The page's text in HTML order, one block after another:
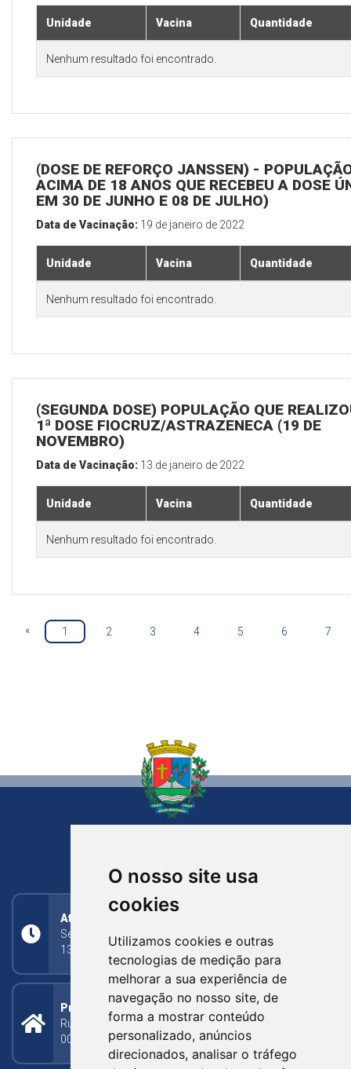
O nosso site usa
cookies
Utilizamos cookies e outras
tecnologias de medição para
melhorar a sua experiência de
navegação no nosso site, de
forma a mostrar conteúdo
personalizado, anúncios
direcionados, analisar o tráfego
Unidade Vacina Quantidade
Nenhum resultado foi encontrado.
(DOSE DE REFORÇO JANSSEN) -
ACIMA DE 18 ANOS QUE RECEBEU A DOSE
EM 30 DE JUNHO E 08 DE JULHO)
Data de Vacinação: 19 de janeiro de 2022
Unidade Vacina Quantidade
Nenhum resultado foi encontrado.
(SEGUNDA DOSE) POPULAÇÃO QUE
1ª DOSE FIOCRUZ/ASTRAZENECA (19 DE
NOVEMBRO)
Data de Vacinação: 13 de janeiro de 2022
Unidade Vacina Quantidade
Nenhum resultado foi encontrado.
« 1 2 3 4 5 6 7
Atendimento
Segunda a Sexta: 8h às 11h30min (manhã);
13h30min às 17h (tarde)
Prefeitura Municipal
Rua Silva Jardim, 505 - Bairro Centro - CEP: 95340-
000